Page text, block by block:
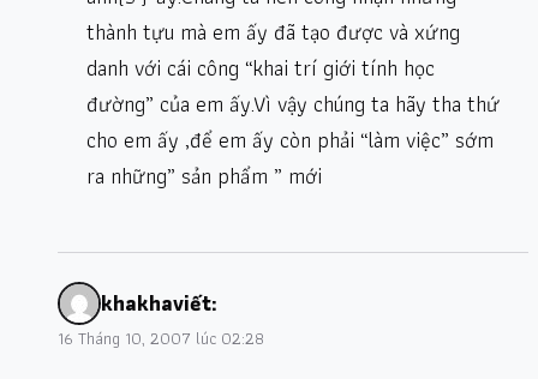
thành tựu mà em ấy đã tạo được và xứng
danh với cái công “khai trí giới tính học
đường” của em ấy.Vì vậy chúng ta hãy tha thứ
cho em ấy ,để em ấy còn phải “làm việc” sớm
ra những” sản phẩm ” mới
khakhaviết:
16 Tháng 10, 2007 lúc 02:28